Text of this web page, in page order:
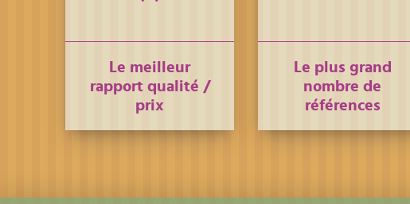
Le meilleur
rapport qualité /
prix
Le plus grand
nombre de
références